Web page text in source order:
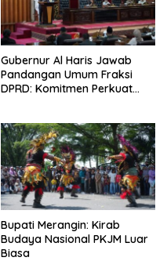
Gubernur Al Haris Jawab
Pandangan Umum Fraksi
DPRD: Komitmen Perkuat
Bupati Merangin: Kirab
Budaya Nasional PKJM Luar
Biasa